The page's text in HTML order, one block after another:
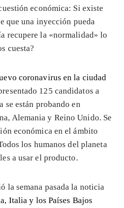
económica: Si existe
que una inyección pueda
recupere la «normalidad» lo
cuesta?
coronavirus en la ciudad
125 candidatos a
se están probando en
Alemania y Reino Unido. Se
económica en el ámbito
los humanos del planeta
a usar el producto.
la semana pasada la noticia
Italia y los Países Bajos